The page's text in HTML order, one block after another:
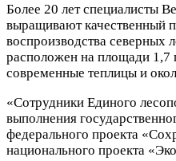
Более 20 лет специалисты
выращивают качественный
воспроизводства северных
расположен на площади 1,7
современные теплицы и
«Сотрудники Единого
выполнения
федерального проекта
национального проекта